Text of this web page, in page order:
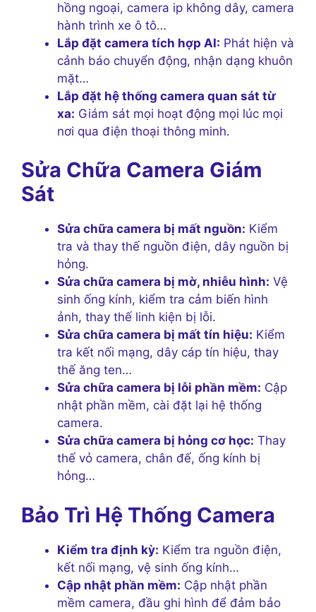
hồng ngoại, camera ip không dây, camera
hành trình xe ô tô…
Lắp đặt camera tích hợp AI: Phát hiện và
cảnh báo chuyển động, nhận dạng khuôn
mặt…
Lắp đặt hệ thống camera quan sát từ
xa: Giám sát mọi hoạt động mọi lúc mọi
nơi qua điện thoại thông minh.
Sửa Chữa Camera Giám
Sát
Sửa chữa camera bị mất nguồn: Kiểm
tra và thay thế nguồn điện, dây nguồn bị
hỏng.
Sửa chữa camera bị mờ, nhiễu hình: Vệ
sinh ống kính, kiểm tra cảm biến hình
ảnh, thay thế linh kiện bị lỗi.
Sửa chữa camera bị mất tín hiệu: Kiểm
tra kết nối mạng, dây cáp tín hiệu, thay
thế ăng ten…
Sửa chữa camera bị lỗi phần mềm: Cập
nhật phần mềm, cài đặt lại hệ thống
camera.
Sửa chữa camera bị hỏng cơ học: Thay
thế vỏ camera, chân đế, ống kính bị
hỏng…
Bảo Trì Hệ Thống Camera
Kiểm tra định kỳ: Kiểm tra nguồn điện,
kết nối mạng, vệ sinh ống kính…
Cập nhật phần mềm: Cập nhật phần
mềm camera, đầu ghi hình để đảm bảo